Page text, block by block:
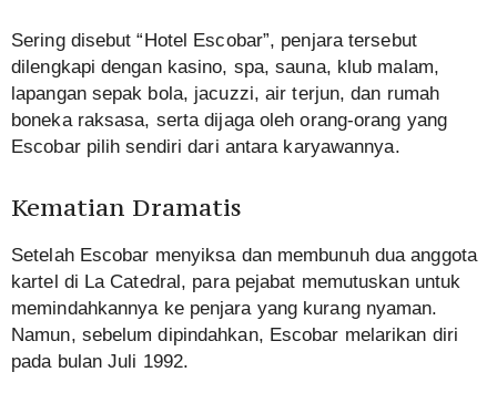
Sering disebut “Hotel Escobar”, penjara tersebut
dilengkapi dengan kasino, spa, sauna, klub malam,
lapangan sepak bola, jacuzzi, air terjun, dan rumah
boneka raksasa, serta dijaga oleh orang-orang yang
Escobar pilih sendiri dari antara karyawannya.
Kematian Dramatis
Setelah Escobar menyiksa dan membunuh dua anggota
kartel di La Catedral, para pejabat memutuskan untuk
memindahkannya ke penjara yang kurang nyaman.
Namun, sebelum dipindahkan, Escobar melarikan diri
pada bulan Juli 1992.